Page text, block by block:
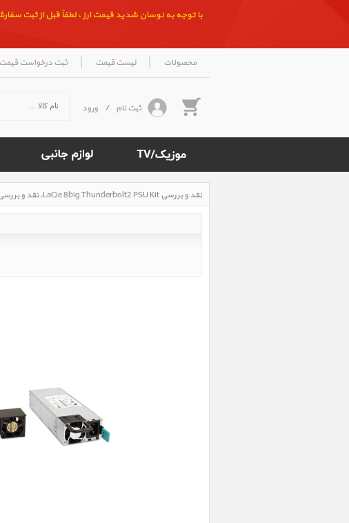
با توجه به نوسان شدید قیمت ارز ، لطفاً قبل از ثبت سفارش
محصولات | لیست قیمت | ثبت درخواست قیمت
ثبت نام / ورود
نقد و بررسی LaCie 8big Thunderbolt2 PSU Kit‎، نقد و بررسی هارد دیسک اکسترنال لسی 8big Thunderbolt2 PSU Kit
Rated